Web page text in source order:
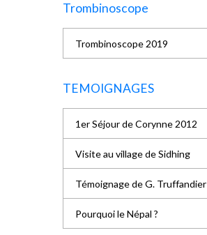
Trombinoscope
Trombinoscope 2019
TEMOIGNAGES
1er Séjour de Corynne 2012
Visite au village de Sidhing
Témoignage de G. Truffandier
Pourquoi le Népal ?